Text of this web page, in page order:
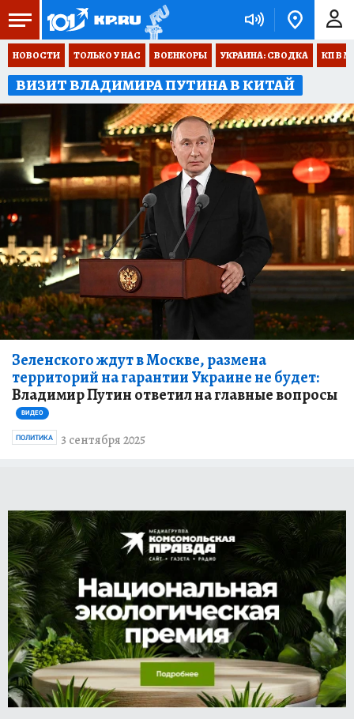
НОВОСТИ ТОЛЬКО У НАС ВОЕНКОРЫ УКРАИНА: СВОДКА КП В
ВИЗИТ ВЛАДИМИРА ПУТИНА В КИТАЙ
Зеленского ждут в Москве, размена
территорий на гарантии Украине не будет:
Владимир Путин ответил на главные вопросы
ВИДЕО
3 сентября 2025
ПОЛИТИКА